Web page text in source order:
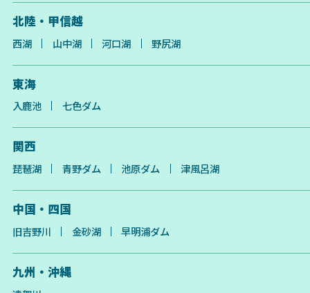
北陸・甲信越
西湖 山中湖 河口湖 野尻湖
東海
入鹿池 七色ダム
関西
琵琶湖 青野ダム 池原ダム 津風呂湖
中国・四国
旧吉野川 金砂湖 早明浦ダム
九州・沖縄